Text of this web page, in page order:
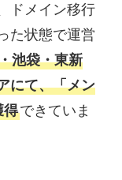
ドメイン移行
た状態で運営
池袋・東新
にて、「メン
得できていま